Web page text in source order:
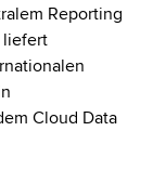
Reporting
liefert
Cloud Data